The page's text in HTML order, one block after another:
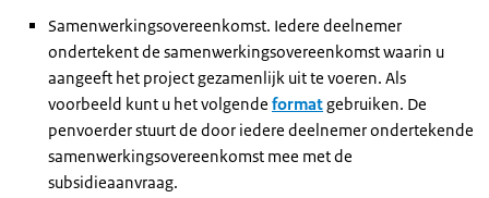
Samenwerkingsovereenkomst. Iedere deelnemer
ondertekent de samenwerkingsovereenkomst waarin u
aangeeft het project gezamenlijk uit te voeren. Als
voorbeeld kunt u het volgende formatgebruiken. De
penvoerder stuurt de door iedere deelnemer ondertekende
samenwerkingsovereenkomst mee met de
subsidieaanvraag.